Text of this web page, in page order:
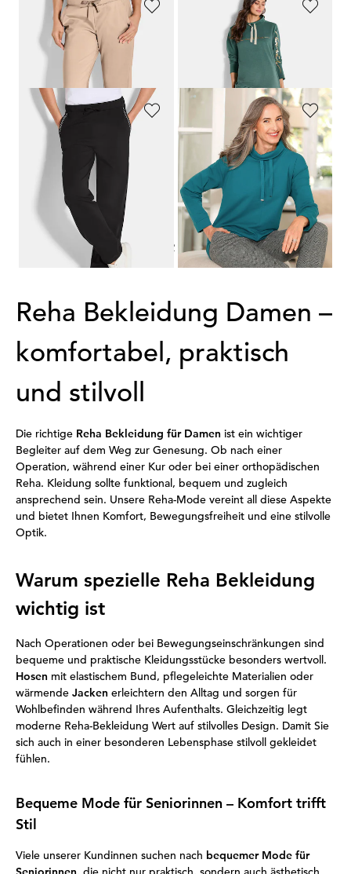
Freizeithose aus Stretch-Material
95,40 CHF
159,00 CHF
Freizeitanzug aus weichem Modal
219,00 CHF
PLANTIER
Jogginghose mit verzierten Taschen
99,00 CHF
COMODO
Sweatshirt mit halsfernen Kragen und Tunnelzug
119,00 CHF
2
Reha Bekleidung Damen –
komfortabel, praktisch
und stilvoll
Die richtige Reha Bekleidung für Damen ist ein wichtiger
Begleiter auf dem Weg zur Genesung. Ob nach einer
Operation, während einer Kur oder bei einer orthopädischen
Reha. Kleidung sollte funktional, bequem und zugleich
ansprechend sein. Unsere Reha-Mode vereint all diese Aspekte
und bietet Ihnen Komfort, Bewegungsfreiheit und eine stilvolle
Optik.
Warum spezielle Reha Bekleidung
wichtig ist
Nach Operationen oder bei Bewegungseinschränkungen sind
bequeme und praktische Kleidungsstücke besonders wertvoll.
Hosen mit elastischem Bund, pflegeleichte Materialien oder
wärmende Jacken erleichtern den Alltag und sorgen für
Wohlbefinden während Ihres Aufenthalts. Gleichzeitig legt
moderne Reha-Bekleidung Wert auf stilvolles Design. Damit Sie
sich auch in einer besonderen Lebensphase stilvoll gekleidet
fühlen.
Bequeme Mode für Seniorinnen – Komfort trifft
Stil
Viele unserer Kundinnen suchen nach bequemer Mode für